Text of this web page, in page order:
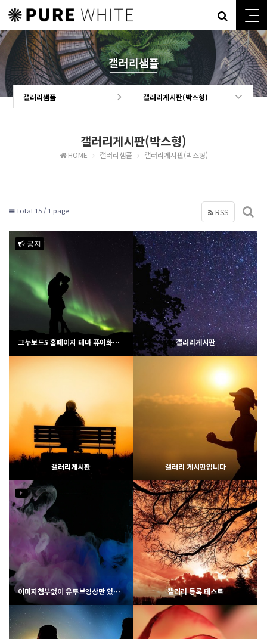
갤러리샘플
갤러리샘플 갤러리게시판(박스형)
갤러리게시판(박스형)
HOME 갤러리샘플 갤러리게시판(박스형)
Total 15 / 1 page RSS
공지
2712
02-07
웹사이팅
그누보드5 홈페이지 테마 퓨어화이트 갤러리게시판
2460
02-06
웹사이팅
갤러리게시판
2231
02-07
웹사이팅
갤러리 게시판입니다
이미지첨부없이 유투브영상만 있을 경우 갤러리 등록 테스트